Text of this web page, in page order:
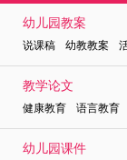
幼儿园教案
说课稿 幼教教案
教学论文
健康教育 语言教育
幼儿园课件